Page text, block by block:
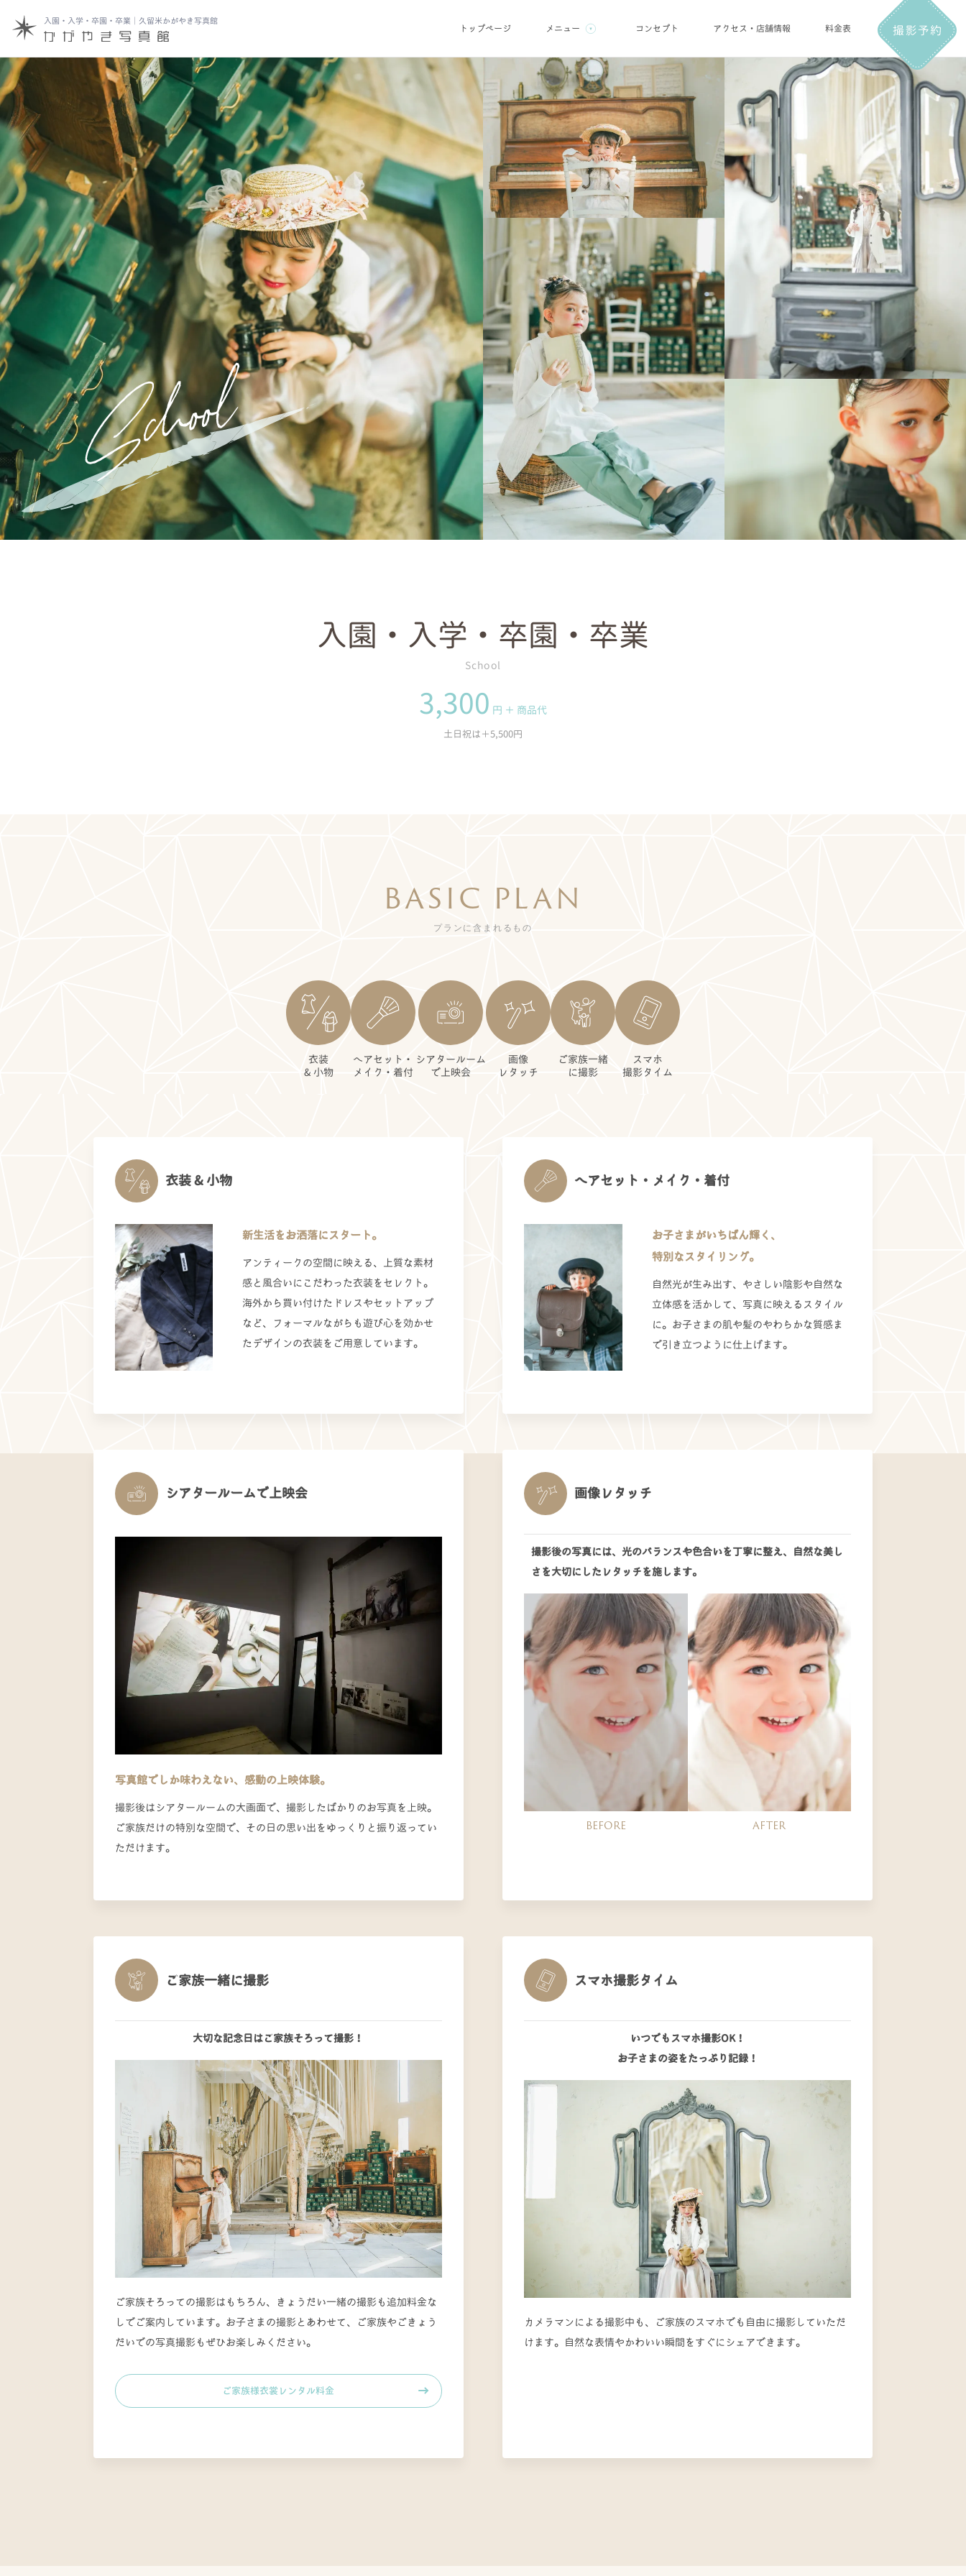
入園・入学・卒園・卒業｜久留米かがやき写真館
トップページ メニュー コンセプト アクセス・店舗情報 料金表
七五三＋おでかけレンタル
お宮参り・ベビー・百日記念
ハーフバースデー
バースデー
入園・入学・卒園・卒業
マタニティ
カジュアル・ファミリー
1/2成人式
キャンペーン
コンセプト
ブログ
アクセス・店舗情報
料金表
お電話でのご連絡
入園・入学・卒園・卒業
School
3,300 円 ＋ 商品代
土日祝は＋5,500円
BASIC PLAN
プランに含まれるもの
衣装
& 小物
ヘアセット・
メイク・着付
シアタールーム
で上映会
画像
レタッチ
ご家族一緒
に撮影
スマホ
撮影タイム
衣装 & 小物
新生活をお洒落にスタート。
アンティークの空間に映える、上質な素材
感と風合いにこだわった衣装をセレクト。
海外から買い付けたドレスやセットアップ
など、フォーマルながらも遊び心を効かせ
たデザインの衣装をご用意しています。
ヘアセット・メイク・着付
お子さまがいちばん輝く、
特別なスタイリング。
自然光が生み出す、やさしい陰影や自然な
立体感を活かして、写真に映えるスタイル
に。お子さまの肌や髪のやわらかな質感ま
で引き立つように仕上げます。
シアタールームで上映会
写真館でしか味わえない、感動の上映体験。
撮影後はシアタールームの大画面で、撮影したばかりのお写真を上映。
ご家族だけの特別な空間で、その日の思い出をゆっくりと振り返ってい
ただけます。
画像レタッチ
撮影後の写真には、光のバランスや色合いを丁寧に整え、自然な美し
さを大切にしたレタッチを施します。
BEFORE AFTER
ご家族一緒に撮影
大切な記念日はご家族そろって撮影！
ご家族そろっての撮影はもちろん、きょうだい一緒の撮影も追加料金な
しでご案内しています。お子さまの撮影とあわせて、ご家族やごきょう
だいでの写真撮影もぜひお楽しみください。
ご家族様衣裳レンタル料金
スマホ撮影タイム
いつでもスマホ撮影OK！
お子さまの姿をたっぷり記録！
カメラマンによる撮影中も、ご家族のスマホでも自由に撮影していただ
けます。自然な表情やかわいい瞬間をすぐにシェアできます。